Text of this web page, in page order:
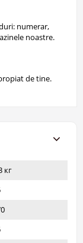
numerar,
noastre.
de tine.
кг